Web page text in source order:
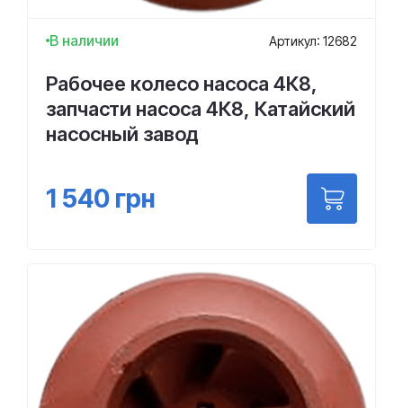
В наличии Артикул: 12682
Рабочее колесо насоса 4К8,
запчасти насоса 4К8, Катайский
насосный завод
1 540 грн